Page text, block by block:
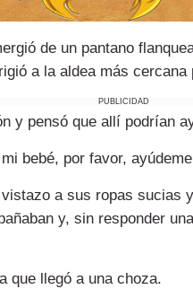
de un pantano
a la aldea más cercana
PUBLICIDAD
y pensó que allí podrían
bebé, por favor,
a sus ropas sucias
y, sin responder
que llegó a una choza.